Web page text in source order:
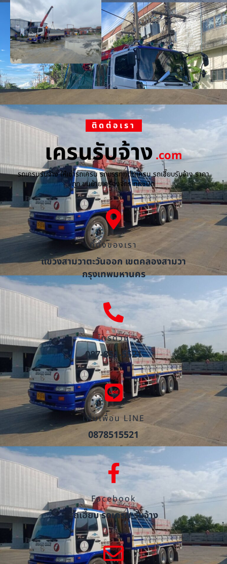
ติดต่อเรา
เครนรับจ้าง.com
รถเครนรับจ้าง ให้เช่ารถเครน รถบรรทุกติดเครน รถเฮี๊ยบรับจ้าง ราคา
ถูก ขนย้ายเครื่องจักร ทุกชนิด
ที่ตั้งของเรา
แขวงสามวาตะวันออก เขตคลองสามวา
กรุงเทพมหานคร
โทรด่วน
087-851-5521
เพิ่มเพื่อน LINE
0878515521
Facebook
รถเฮี๊ยบ รถเครน รับจ้าง